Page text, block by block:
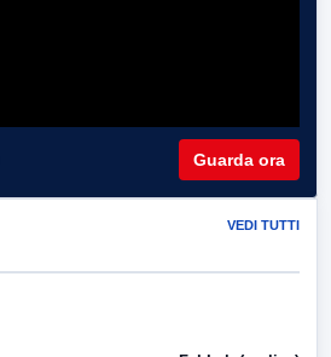
Guarda ora
VEDI TUTTI